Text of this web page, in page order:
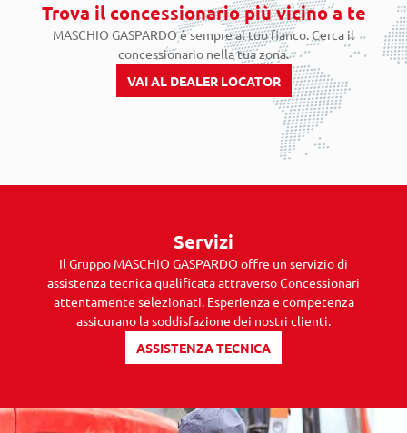
Trova il concessionario più vicino a te
MASCHIO GASPARDO è sempre al tuo fianco. Cerca il
concessionario nella tua zona.
VAI AL DEALER LOCATOR
Servizi
Il Gruppo MASCHIO GASPARDO offre un servizio di
assistenza tecnica qualificata attraverso Concessionari
attentamente selezionati. Esperienza e competenza
assicurano la soddisfazione dei nostri clienti.
ASSISTENZA TECNICA